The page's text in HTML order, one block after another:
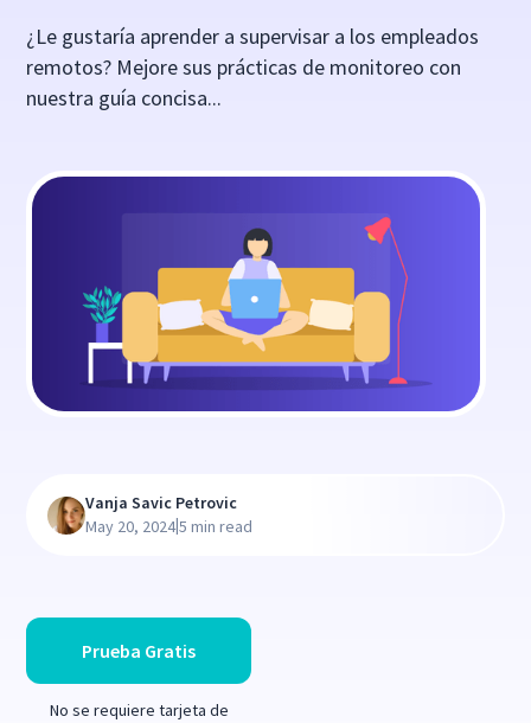
¿Le gustaría aprender a supervisar a los empleados
remotos? Mejore sus prácticas de monitoreo con
nuestra guía concisa...
Prueba Gratis
No se requiere tarjeta de
Vanja Savic Petrovic
May 20, 2024|5 min read